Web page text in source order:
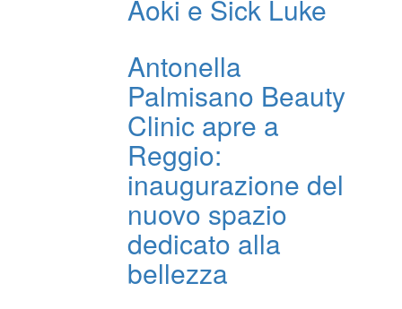
Aoki e Sick Luke
Antonella
Palmisano Beauty
Clinic apre a
Reggio:
inaugurazione del
nuovo spazio
dedicato alla
bellezza